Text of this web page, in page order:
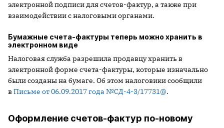
электронной подписи для счетов-фактур, а также при
взаимодействии с налоговыми органами.
Бумажные счета-фактуры теперь можно хранить в
электронном виде
Налоговая служба разрешила продавцу хранить в
электронной форме счета-фактуры, которые изначально
были созданы на бумаге. Об этом налоговики сообщили
в Письме от 06.09.2017 года №СД-4-3/17731@.
Оформление счетов-фактур по-новому